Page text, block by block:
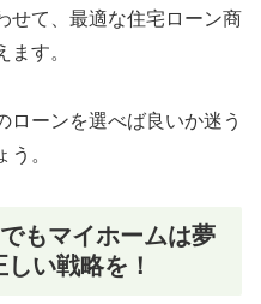
せて、最適な住宅ローン商
す。
ローンを選べば良いか迷う
。
もマイホームは夢
い戦略を！